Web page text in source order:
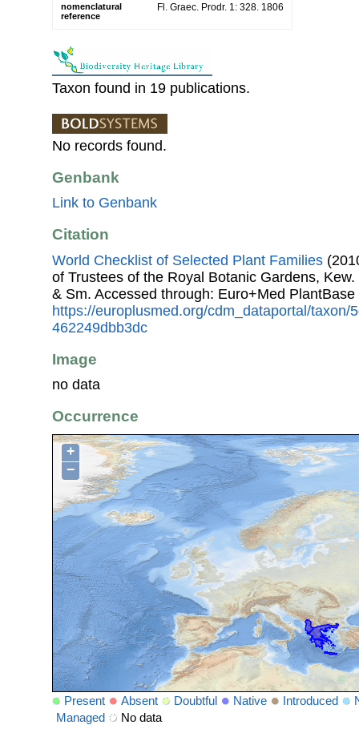
nomenclatural
reference
Fl. Graec. Prodr. 1: 328. 1806
Taxon found in 19 publications.
No records found.
Genbank
Link to Genbank
Citation
World Checklist of Selected Plant Families
of Trustees of the Royal Botanic Gardens, Kew.
& Sm. Accessed through: Euro+Med PlantBase
https://europlusmed.org/cdm_dataportal/taxon/
462249dbb3dc
Image
no data
Occurrence
+
−
Present Absent Doubtful Native Introduced
Managed
No data